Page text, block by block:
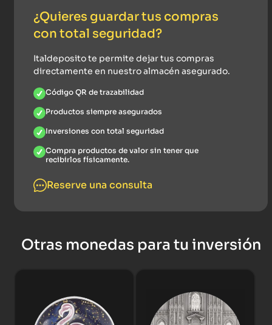
¿Quieres guardar tus compras
con total seguridad?
Italdeposito te permite dejar tus compras
directamente en nuestro almacén asegurado.
Código QR de trazabilidad
Productos siempre asegurados
Inversiones con total seguridad
Compra productos de valor sin tener que
recibirlos físicamente.
Reserve una consulta
Otras monedas para tu inversión